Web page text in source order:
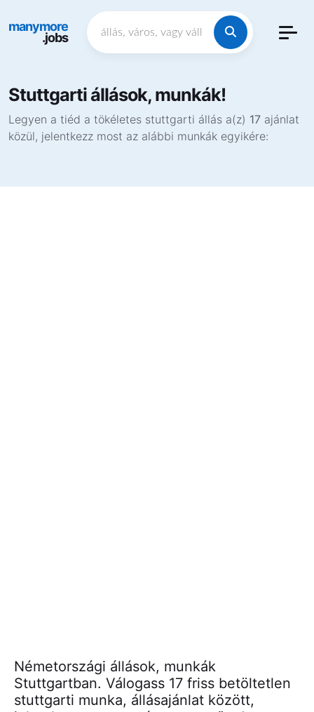
manymore
.jobs
Stuttgarti állások, munkák!
Legyen a tiéd a tökéletes stuttgarti állás a(z) 17 ajánlat
közül, jelentkezz most az alábbi munkák egyikére:
Németországi állások, munkák
Stuttgartban. Válogass 17 friss betöltetlen
stuttgarti munka, állásajánlat között,